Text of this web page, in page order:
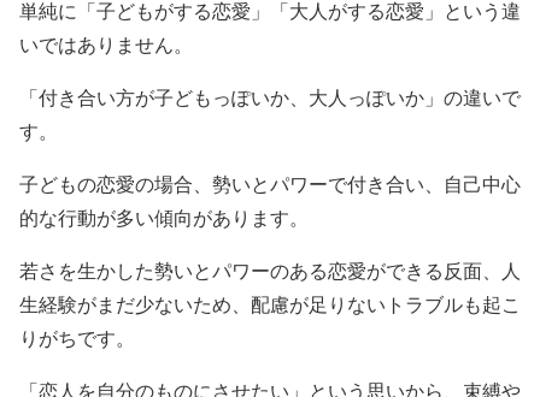
単純に「子どもがする恋愛」「大人がする恋愛」という違
いではありません。
「付き合い方が子どもっぽいか、大人っぽいか」の違いで
す。
子どもの恋愛の場合、勢いとパワーで付き合い、自己中心
的な行動が多い傾向があります。
若さを生かした勢いとパワーのある恋愛ができる反面、人
生経験がまだ少ないため、配慮が足りないトラブルも起こ
りがちです。
「恋人を自分のものにさせたい」という思いから、束縛や